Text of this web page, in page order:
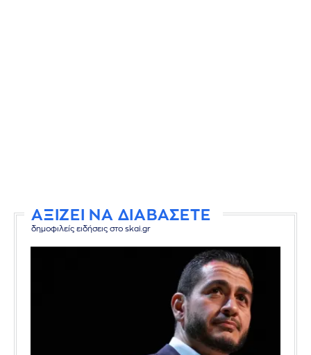
ΑΞΙΖΕΙ ΝΑ ΔΙΑΒΑΣΕΤΕ
δημοφιλείς ειδήσεις στο skai.gr